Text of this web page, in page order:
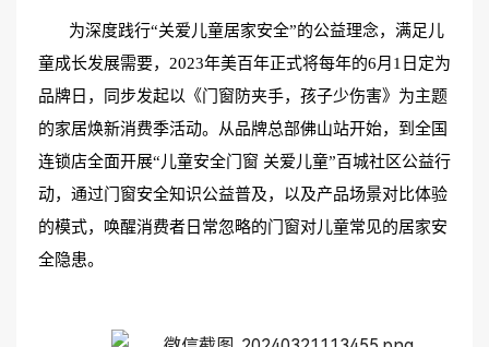
为深度践行“关爱儿童居家安全”的公益理念，满足儿
童成长发展需要，2023年美百年正式将每年的6月1日定为
品牌日，同步发起以《门窗防夹手，孩子少伤害》为主题
的家居焕新消费季活动。从品牌总部佛山站开始，到全国
连锁店全面开展“儿童安全门窗 关爱儿童”百城社区公益行
动，通过门窗安全知识公益普及，以及产品场景对比体验
的模式，唤醒消费者日常忽略的门窗对儿童常见的居家安
全隐患。